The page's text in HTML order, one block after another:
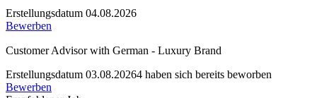
Erstellungsdatum 04.08.2026
Bewerben
Customer Advisor with German - Luxury Brand
Erstellungsdatum 03.08.20264 haben sich bereits beworben
Bewerben